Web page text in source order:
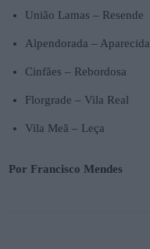
União Lamas – Resende
Alpendorada – Aparecida
Cinfães – Rebordosa
Florgrade – Vila Real
Vila Meã – Leça
Por Francisco Mendes